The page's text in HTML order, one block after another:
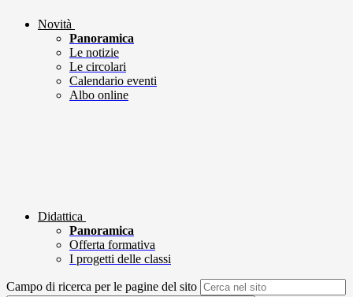
Novità
Panoramica
Le notizie
Le circolari
Calendario eventi
Albo online
Didattica
Panoramica
Offerta formativa
I progetti delle classi
Campo di ricerca per le pagine del sito